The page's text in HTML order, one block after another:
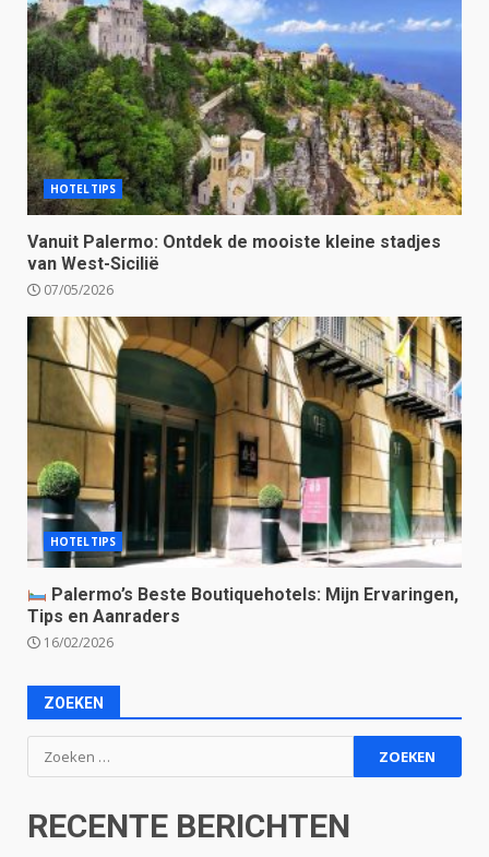
HOTELTIPS
Vanuit Palermo: Ontdek de mooiste kleine stadjes
van West-Sicilië
07/05/2026
HOTELTIPS
Palermo’s Beste Boutiquehotels: Mijn Ervaringen,
Tips en Aanraders
16/02/2026
ZOEKEN
Zoeken
naar:
RECENTE BERICHTEN